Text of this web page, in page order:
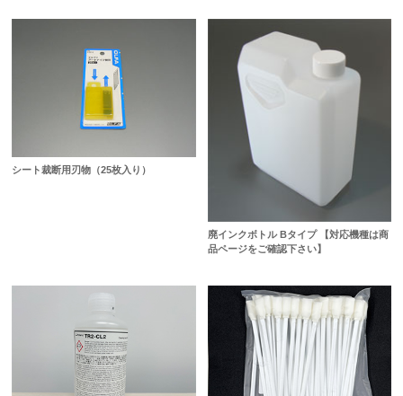
シート裁断用刃物（25枚入り）
廃インクボトル Bタイプ 【対応機種は商
品ページをご確認下さい】